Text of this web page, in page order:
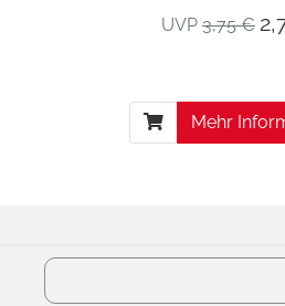
UVP 3,75 €
Mehr